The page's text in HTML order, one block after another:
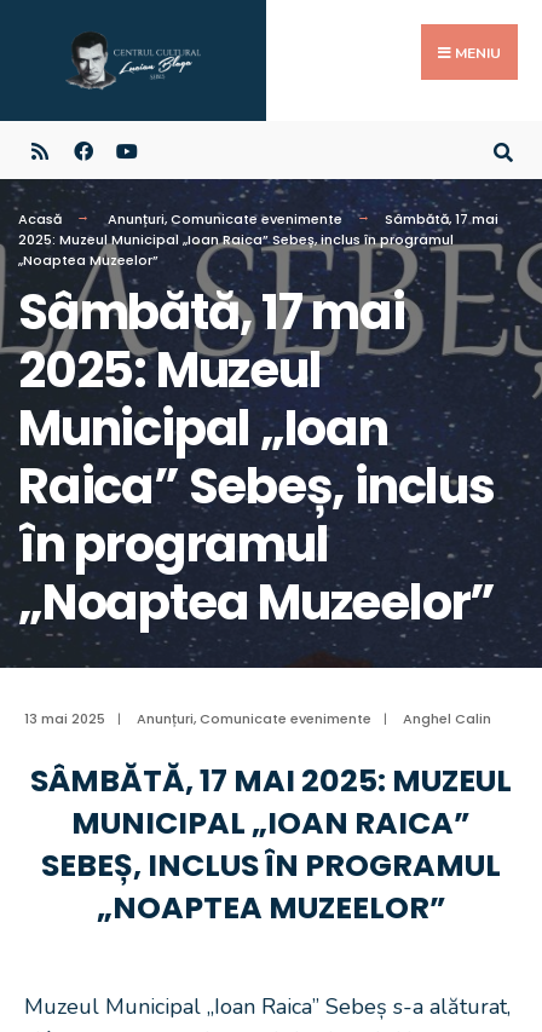
MENIU
Acasă Anunțuri,Comunicate evenimente
Sâmbătă, 17 mai
2025: Muzeul Municipal „Ioan Raica” Sebeș, inclus în programul
„Noaptea Muzeelor”
Sâmbătă, 17 mai
2025: Muzeul
Municipal „Ioan
Raica” Sebeș, inclus
în programul
„Noaptea Muzeelor”
13 mai 2025 | Anunțuri,Comunicate evenimente | Anghel Calin
SÂMBĂTĂ, 17 MAI 2025: MUZEUL
MUNICIPAL „IOAN RAICA”
SEBEȘ, INCLUS ÎN PROGRAMUL
„NOAPTEA MUZEELOR”
Muzeul Municipal „Ioan Raica” Sebeș s-a alăturat,